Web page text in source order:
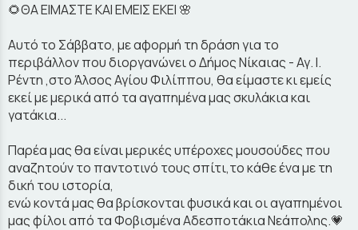
🌻ΘΑ ΕΙΜΑΣΤΕ ΚΑΙ ΕΜΕΙΣ ΕΚΕΙ 🌸
Αυτό το Σάββατο, με αφορμή τη δράση για το
περιβάλλον που διοργανώνει ο Δήμος Νίκαιας - Αγ. Ι.
Ρέντη ,στο Άλσος Αγίου Φιλίππου, θα είμαστε κι εμείς
εκεί με μερικά από τα αγαπημένα μας σκυλάκια και
γατάκια...
Παρέα μας θα είναι μερικές υπέροχες μουσούδες που
αναζητούν το παντοτινό τους σπίτι,το κάθε ένα με τη
δική του ιστορία,
ενώ κοντά μας θα βρίσκονται φυσικά και οι αγαπημένοι
μας φίλοι από τα Φοβισμένα Αδεσποτάκια Νεάπολης.💗